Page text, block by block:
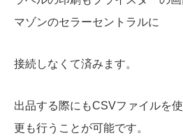
マゾンのセラーセントラルに
接続しなくて済みます。
出品する際にもCSVファイルを
更も行うことが可能です。